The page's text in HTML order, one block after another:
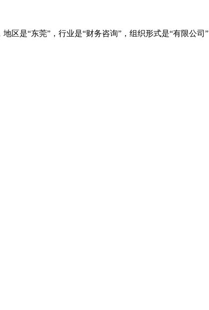
区是“东莞”，行业是“财务咨询”，组织形式是“有限公司”